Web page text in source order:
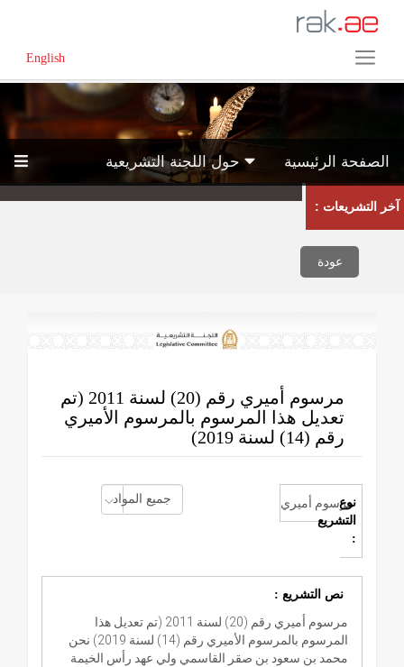
English
الصفحة الرئيسية حول اللجنة التشريعية
آخر التشريعات :
عودة
مرسوم أميري رقم (20) لسنة 2011 (تم
تعديل هذا المرسوم بالمرسوم الأميري
رقم (14) لسنة 2019)
نوع
التشريع
:
مرسوم أميري
نص التشريع :
مرسوم أميري رقم (20) لسنة 2011 (تم تعديل هذا
المرسوم بالمرسوم الأميري رقم (14) لسنة 2019) نحن
محمد بن سعود بن صقر القاسمي ولي عهد رأس الخيمة